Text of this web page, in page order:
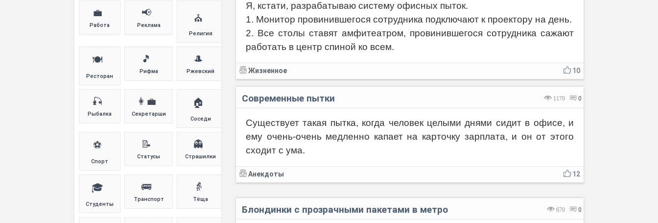
Я, кстати, разрабатываю систему офисных пыток.
1. Монитор провинившегося сотрудника подключают к проектору на день.
2. Все столы ставят амфитеатром, провинившегося сотрудника сажают
работать в центр спиной ко всем.
10
Жизненное
1179 0
Современные пытки
Существует такая пытка, когда человек целыми днями сидит в офисе, и
ему очень-очень медленно капает на карточку зарплата, и он от этого
сходит с ума.
12
Анекдоты
670 0
Блондинки с прозрачными пакетами в метро
💼
Работа
📢
Реклама
⛪
Религия
🍽️
Ресторан
🎵
Рифма
🎩
Ржевский
🎣
Рыбалка
👩‍💼
Секретарши
🏠
Соседи
⚽
Спорт
📝
Статусы
👻
Страшилки
🎓
Студенты
🚌
Транспорт
👵
Тёща